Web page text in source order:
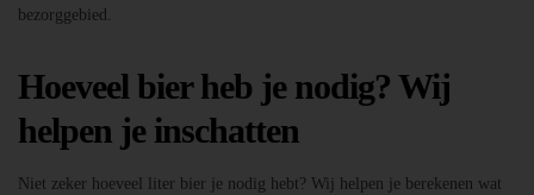
bezorggebied.
Hoeveel bier heb je nodig? Wij
helpen je inschatten
Niet zeker hoeveel liter bier je nodig hebt? Wij helpen je berekenen wat